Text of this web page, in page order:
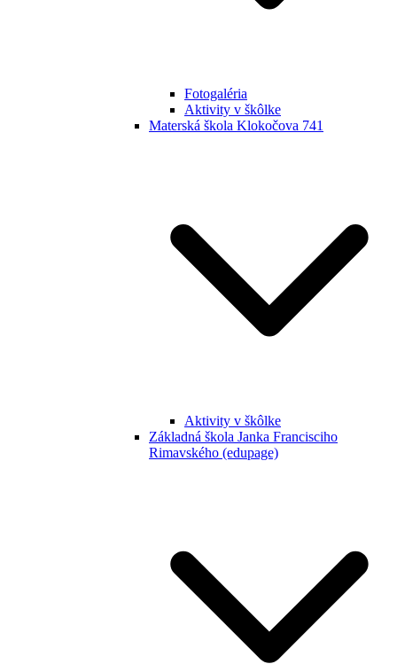
Fotogaléria
Aktivity v škôlke
Materská škola Klokočova 741
Aktivity v škôlke
Základná škola Janka Francisciho
Rimavského (edupage)